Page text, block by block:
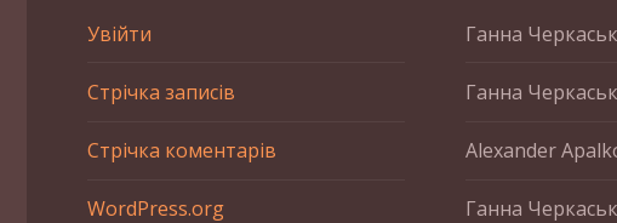
Увійти
Стрічка записів
Стрічка коментарів
WordPress.org
Ганна
Ганна
Alexander
Ганна